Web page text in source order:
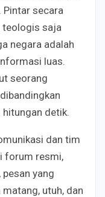
secara
teologis saja
negara adalah
luas.
seorang
detik.
dan tim
forum resmi,
yang
utuh, dan